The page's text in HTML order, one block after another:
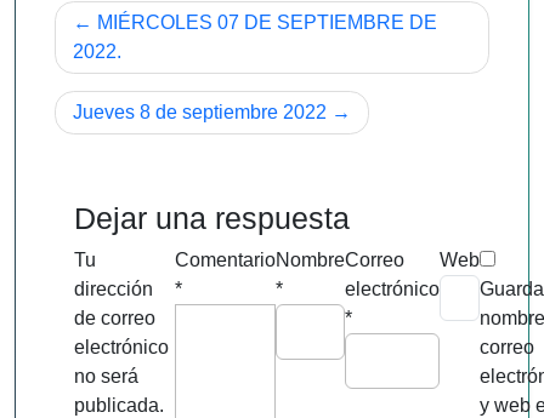
Navegación
de
entradas
MIÉRCOLES 07 DE SEPTIEMBRE DE
2022.
Jueves 8 de septiembre 2022
Dejar una respuesta
Tu
dirección
de correo
electrónico
no será
publicada.
Comentario
*
Nombre
*
Correo
electrónico
*
Web
correo
y web